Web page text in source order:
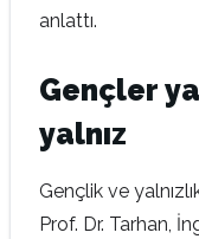
anlattı.
Gençler
yalnız
Gençlik ve
Prof. Dr. Tarhan,